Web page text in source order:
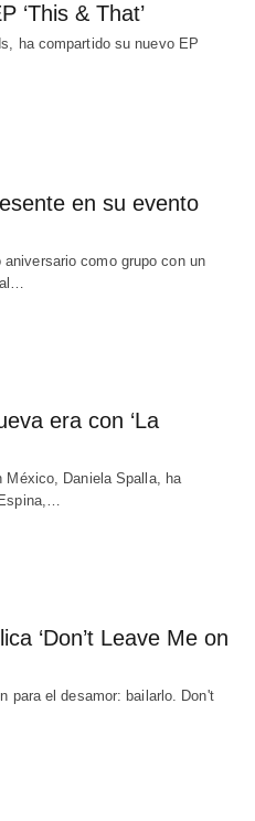
‘This & That’
ha compartido su nuevo EP
en su evento
como grupo con un
al…
era con ‘La
México, Daniela Spalla, ha
‘Don’t Leave Me on
para el desamor: bailarlo. Don't